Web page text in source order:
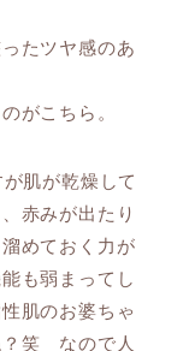
たツヤ感のあ
がこちら。
肌が乾燥して
赤みが出たり
めておく力が
も弱まってし
肌のお婆ちゃ
？笑 なので人